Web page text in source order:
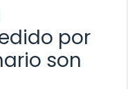
por
son